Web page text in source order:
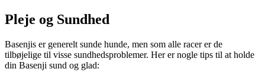
Pleje og Sundhed
Basenjis er generelt sunde hunde, men som alle racer er de
tilbøjelige til visse sundhedsproblemer. Her er nogle tips til at holde
din Basenji sund og glad: